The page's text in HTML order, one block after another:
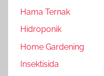
Hama Ternak
Hidroponik
Home Gardening
Insektisida